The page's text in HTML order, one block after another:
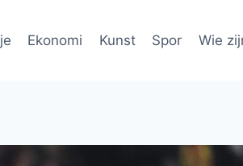
Ekonomi Kunst Spor Wie